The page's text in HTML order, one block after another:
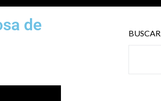
de
BUSCAR